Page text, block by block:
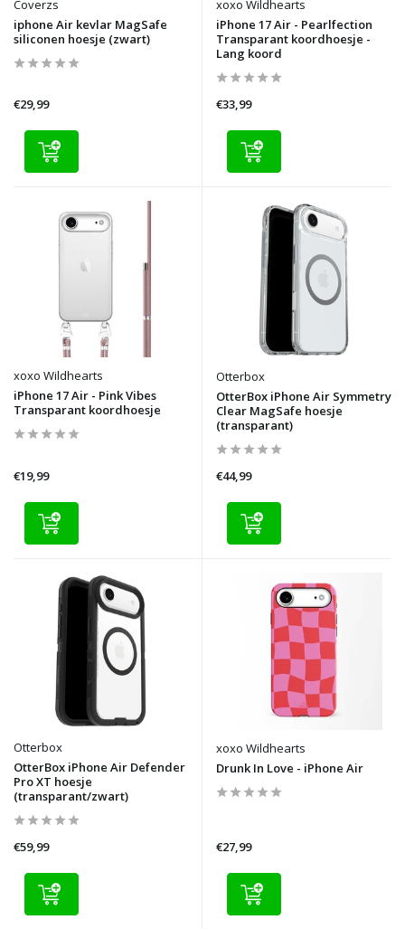
Coverzs
iphone Air kevlar MagSafe
siliconen hoesje (zwart)
€29,99
xoxo Wildhearts
iPhone 17 Air - Pearlfection
Transparant koordhoesje -
Lang koord
€33,99
xoxo Wildhearts
iPhone 17 Air - Pink Vibes
Transparant koordhoesje
€19,99
Otterbox
OtterBox iPhone Air Symmetry
Clear MagSafe hoesje
(transparant)
€44,99
Otterbox
OtterBox iPhone Air Defender
Pro XT hoesje
(transparant/zwart)
€59,99
xoxo Wildhearts
Drunk In Love - iPhone Air
€27,99